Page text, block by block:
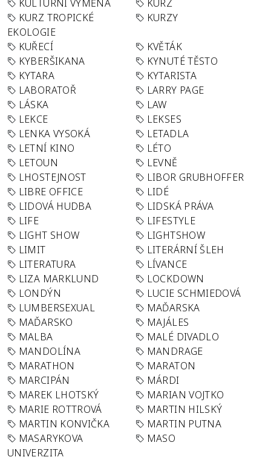
KULTURNÍ VÝMĚNA
KURZ
KURZ TROPICKÉ
EKOLOGIE
KURZY
KUŘECÍ
KVĚTÁK
KYBERŠIKANA
KYNUTÉ TĚSTO
KYTARA
KYTARISTA
LABORATOŘ
LARRY PAGE
LÁSKA
LAW
LEKCE
LEKSES
LENKA VYSOKÁ
LETADLA
LETNÍ KINO
LÉTO
LETOUN
LEVNĚ
LHOSTEJNOST
LIBOR GRUBHOFFER
LIBRE OFFICE
LIDÉ
LIDOVÁ HUDBA
LIDSKÁ PRÁVA
LIFE
LIFESTYLE
LIGHT SHOW
LIGHTSHOW
LIMIT
LITERÁRNÍ ŠLEH
LITERATURA
LÍVANCE
LIZA MARKLUND
LOCKDOWN
LONDÝN
LUCIE SCHMIEDOVÁ
LUMBERSEXUAL
MAĎARSKA
MAĎARSKO
MAJÁLES
MALBA
MALÉ DIVADLO
MANDOLÍNA
MANDRAGE
MARATHON
MARATON
MARCIPÁN
MÁRDI
MAREK LHOTSKÝ
MARIAN VOJTKO
MARIE ROTTROVÁ
MARTIN HILSKÝ
MARTIN KONVIČKA
MARTIN PUTNA
MASARYKOVA
UNIVERZITA
MASO